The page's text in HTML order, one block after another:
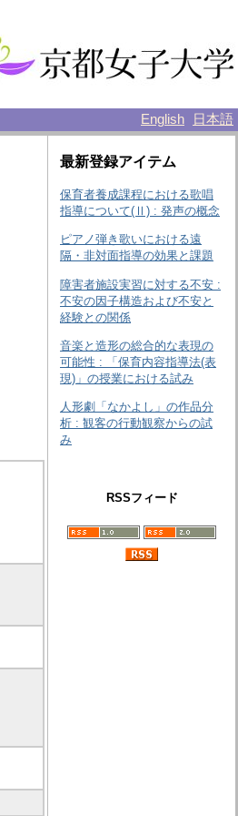
English 日本語
最新登録アイテム
保育者養成課程における歌唱
指導について(Ⅱ) : 発声の概念
ピアノ弾き歌いにおける遠
隔・非対面指導の効果と課題
障害者施設実習に対する不安 :
不安の因子構造および不安と
経験との関係
音楽と造形の総合的な表現の
可能性 : 「保育内容指導法(表
現)」の授業における試み
人形劇「なかよし」の作品分
析 : 観客の行動観察からの試
み
RSSフィード